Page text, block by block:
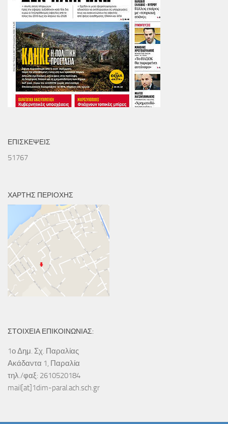
ΕΠΙΣΚΕΨΕΙΣ
51767
ΧΑΡΤΗΣ ΠΕΡΙΟΧΗΣ
ΣΤΟΙΧΕΙΑ ΕΠΙΚΟΙΝΩΝΙΑΣ:
1ο Δημ. Σχ. Παραλίας
Ακάδαντα 1, Παραλία
τηλ./φαξ: 2610520184
mail[at]1dim-paral.ach.sch.gr